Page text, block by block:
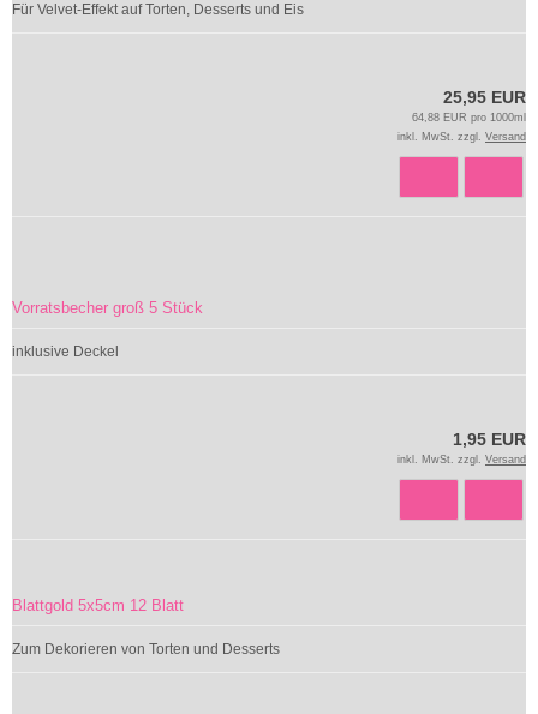
Für Velvet-Effekt auf Torten, Desserts und Eis
25,95 EUR
64,88 EUR pro 1000ml
inkl. MwSt. zzgl. Versand
Vorratsbecher groß 5 Stück
inklusive Deckel
1,95 EUR
inkl. MwSt. zzgl. Versand
Blattgold 5x5cm 12 Blatt
Zum Dekorieren von Torten und Desserts